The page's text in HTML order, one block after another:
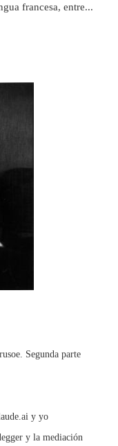
francesa, entre...
Segunda parte
y yo
y la mediación